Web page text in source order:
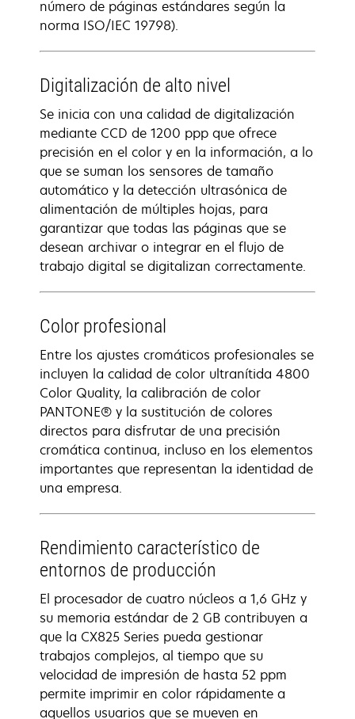
número de páginas estándares según la
norma ISO/IEC 19798).
Digitalización de alto nivel
Se inicia con una calidad de digitalización
mediante CCD de 1200 ppp que ofrece
precisión en el color y en la información, a lo
que se suman los sensores de tamaño
automático y la detección ultrasónica de
alimentación de múltiples hojas, para
garantizar que todas las páginas que se
desean archivar o integrar en el flujo de
trabajo digital se digitalizan correctamente.
Color profesional
Entre los ajustes cromáticos profesionales se
incluyen la calidad de color ultranítida 4800
Color Quality, la calibración de color
PANTONE® y la sustitución de colores
directos para disfrutar de una precisión
cromática continua, incluso en los elementos
importantes que representan la identidad de
una empresa.
Rendimiento característico de
entornos de producción
El procesador de cuatro núcleos a 1,6 GHz y
su memoria estándar de 2 GB contribuyen a
que la CX825 Series pueda gestionar
trabajos complejos, al tiempo que su
velocidad de impresión de hasta 52 ppm
permite imprimir en color rápidamente a
aquellos usuarios que se mueven en